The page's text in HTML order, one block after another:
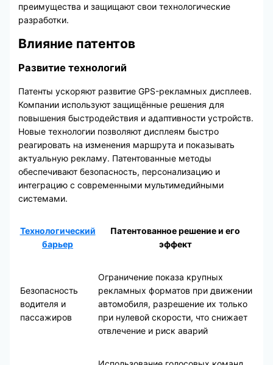
преимущества и защищают свои технологические
разработки.
Влияние патентов
Развитие технологий
Патенты ускоряют развитие GPS-рекламных дисплеев.
Компании используют защищённые решения для
повышения быстродействия и адаптивности устройств.
Новые технологии позволяют дисплеям быстро
реагировать на изменения маршрута и показывать
актуальную рекламу. Патентованные методы
обеспечивают безопасность, персонализацию и
интеграцию с современными мультимедийными
системами.
Технологический
барьер
Патентованное решение и его
эффект
Безопасность
водителя и
пассажиров
Ограничение показа крупных
рекламных форматов при движении
автомобиля, разрешение их только
при нулевой скорости, что снижает
отвлечение и риск аварий